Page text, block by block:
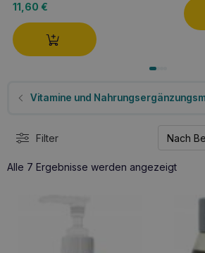
11,60 €
Vitamine und
Filter
Alle 7 Ergebnisse werden angezeigtNach